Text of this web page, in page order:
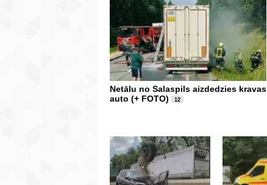
Netālu no Salaspils aizdedzies kravas
auto (+ FOTO)
12